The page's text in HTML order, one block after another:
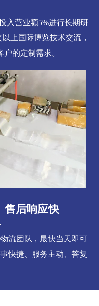
入营业额5%进行长期研
上国际博览技术交流，
的定制需求。
售后响应快
流团队，最快当天即可
快捷、服务主动、答复